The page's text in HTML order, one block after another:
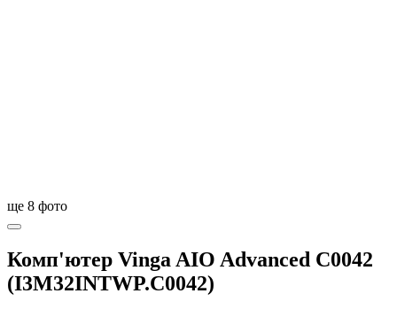
ще 8 фото
Комп'ютер Vinga AIO Advanced C0042
(I3M32INTWP.C0042)